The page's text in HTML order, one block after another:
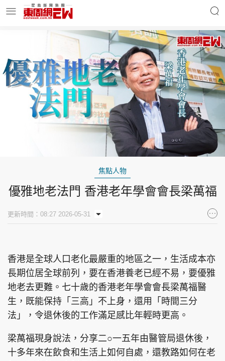
時事財經
東周Ladies 優享生活
會員活動
玄學靈異 東周專欄
東周刊 cazbuyer 東Touch
PCM 電腦廣場 星島頭條 星島日報
焦點人物
優雅地老法門 香港老年學會會長梁萬福
更新時間：08:27 2026-05-31
香港是全球人口老化最嚴重的地區之一，生活成本亦
長期位居全球前列，要在香港養老已經不易，要優雅
地老去更難。七十歲的香港老年學會會長梁萬福醫
生，既能保持「三高」不上身，還用「時間三分
法」，令退休後的工作滿足感比年輕時更高。
梁萬福現身說法，分享二○一五年由醫管局退休後，
十多年來在飲食和生活上如何自處，還教路如何在老